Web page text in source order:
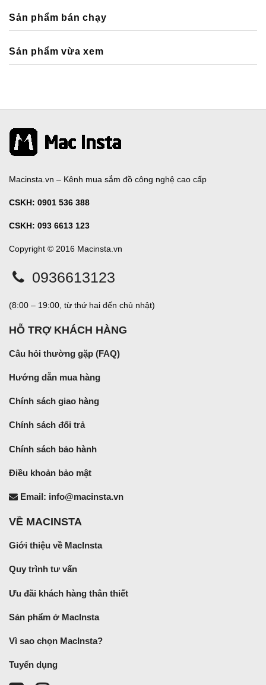
Sản phẩm bán chạy
Sản phẩm vừa xem
Macinsta.vn – Kênh mua sắm đồ công nghệ cao cấp
CSKH: 0901 536 388
CSKH: 093 6613 123
Copyright © 2016 Macinsta.vn
0936613123
(8:00 – 19:00, từ thứ hai đến chủ nhật)
HỖ TRỢ KHÁCH HÀNG
Câu hỏi thường gặp (FAQ)
Hướng dẫn mua hàng
Chính sách giao hàng
Chính sách đổi trả
Chính sách bảo hành
Điều khoản bảo mật
Email: info@macinsta.vn
VỀ MACINSTA
Giới thiệu về MacInsta
Quy trình tư vấn
Ưu đãi khách hàng thân thiết
Sản phẩm ở MacInsta
Vì sao chọn MacInsta?
Tuyển dụng